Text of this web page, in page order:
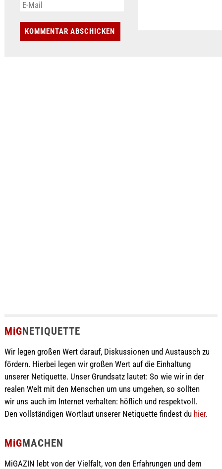
MiGNETIQUETTE
Wir legen großen Wert darauf, Diskussionen und Austausch zu
fördern. Hierbei legen wir großen Wert auf die Einhaltung
unserer Netiquette. Unser Grundsatz lautet: So wie wir in der
realen Welt mit den Menschen um uns umgehen, so sollten
wir uns auch im Internet verhalten: höflich und respektvoll.
Den vollständigen Wortlaut unserer Netiquette findest du hier.
MiGMACHEN
MiGAZIN lebt von der Vielfalt, von den Erfahrungen und dem